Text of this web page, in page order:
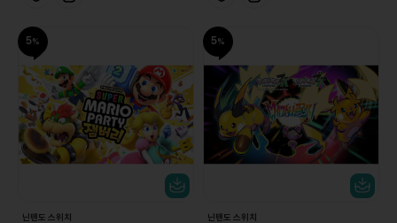
5
닌텐도 스위치
5
닌텐도 스위치